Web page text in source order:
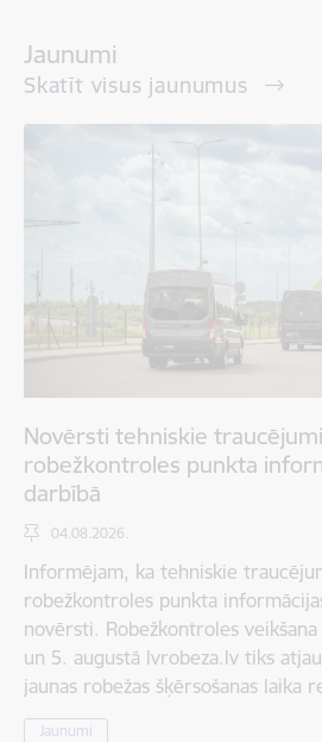
Jaunumi
Skatīt visus jaunumus
Novērsti tehniskie
robežkontroles punkta
darbībā
04.08.2026.
Informējam, ka tehniskie
robežkontroles punkta
novērsti. Robežkontroles
un 5. augustā lvrobeza.lv tiks
jaunas robežas šķērsošanas laika
Jaunumi